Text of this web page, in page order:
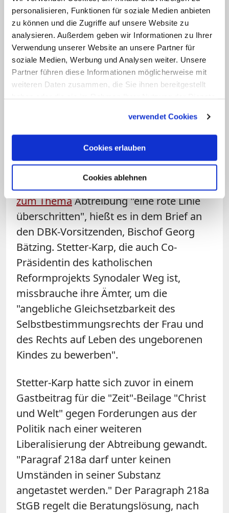
personalisieren, Funktionen für soziale Medien anbieten
zu können und die Zugriffe auf unsere Website zu
analysieren. Außerdem geben wir Informationen zu Ihrer
Verwendung unserer Website an unsere Partner für
soziale Medien, Werbung und Analysen weiter. Unsere
Partner führen diese Informationen möglicherweise mit
weiteren Daten zusammen, die Sie ihnen bereitgestellt
verwendet Cookies
Cookies erlauben
Cookies ablehnen
"Das immens positive nationale und
internationale Echo und das große Lob
vieler Gläubiger, Priester, Bischöfe und
namhafter Theologen, die sich bei uns
gemeldet haben, bestärken uns dabei,
diesen Weg weiterzugehen."
einem Schreiben die deutschen Bischöfe
aufgefordert, die Zusammenarbeit mit
der Präsidentin des Zentralkomitees der
Katholiken (ZdK) zu beenden. Irme
Stetter-Karp habemit ihren Äußerungen
zum ThemaAbtreibung "eine rote Linie
überschritten", hießt es in dem Brief an
den DBK-Vorsitzenden, Bischof Georg
Bätzing. Stetter-Karp, die auch Co-
Präsidentin des katholischen
Reformprojekts Synodaler Weg ist,
missbrauche ihre Ämter, um die
"angebliche Gleichsetzbarkeit des
Selbstbestimmungsrechts der Frau und
des Rechts auf Leben des ungeborenen
Kindes zu bewerben".
Stetter-Karp hatte sich zuvor in einem
Gastbeitrag für die "Zeit"-Beilage "Christ
und Welt" gegen Forderungen aus der
Politik nach einer weiteren
Liberalisierung der Abtreibung gewandt.
"Paragraf 218a darf unter keinen
Umständen in seiner Substanz
angetastet werden." Der Paragraph 218a
StGB regelt die Beratungslösung, nach